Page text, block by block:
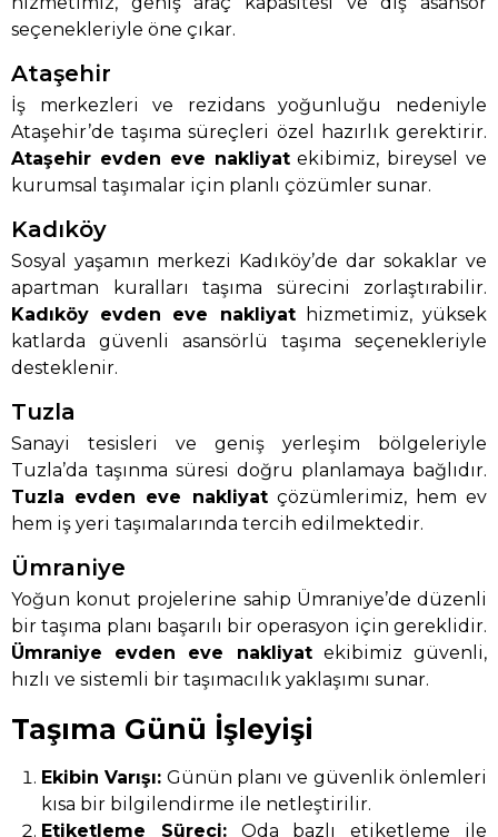
seçenekleriyle öne çıkar.
Ataşehir
İş merkezleri ve rezidans yoğunluğu nedeniyle
Ataşehir’de taşıma süreçleri özel hazırlık gerektirir.
Ataşehir evden eve nakliyatekibimiz, bireysel ve
kurumsal taşımalar için planlı çözümler sunar.
Kadıköy
Sosyal yaşamın merkezi Kadıköy’de dar sokaklar ve
apartman kuralları taşıma sürecini zorlaştırabilir.
Kadıköy evden eve nakliyathizmetimiz, yüksek
katlarda güvenli asansörlü taşıma seçenekleriyle
desteklenir.
Tuzla
Sanayi tesisleri ve geniş yerleşim bölgeleriyle
Tuzla’da taşınma süresi doğru planlamaya bağlıdır.
Tuzla evden eve nakliyatçözümlerimiz, hem ev
hem iş yeri taşımalarında tercih edilmektedir.
Ümraniye
Yoğun konut projelerine sahip Ümraniye’de düzenli
bir taşıma planı başarılı bir operasyon için gereklidir.
Ümraniye evden eve nakliyatekibimiz güvenli,
hızlı ve sistemli bir taşımacılık yaklaşımı sunar.
Taşıma Günü İşleyişi
Ekibin Varışı: Günün planı ve güvenlik önlemleri
kısa bir bilgilendirme ile netleştirilir.
Etiketleme Süreci:Oda bazlı etiketleme ile